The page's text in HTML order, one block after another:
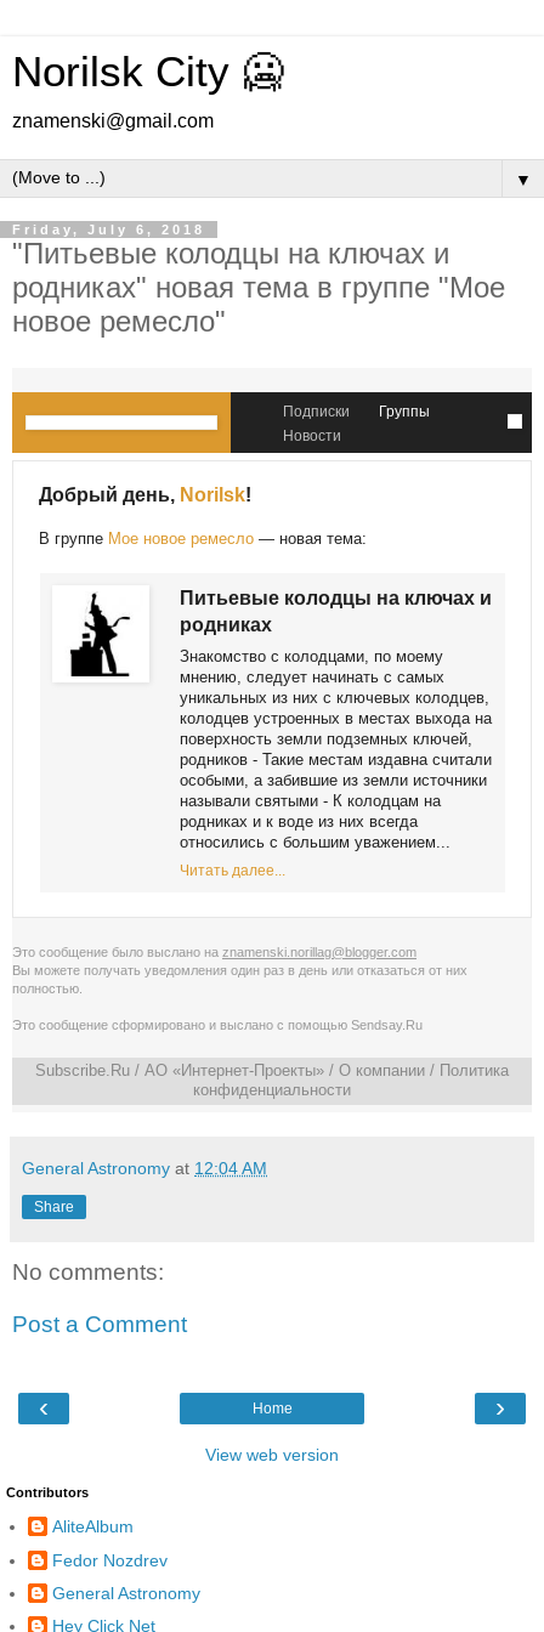
Norilsk City 🥶
znamenski@gmail.com
▼
Friday, July 6, 2018
"Питьевые колодцы на ключах и
родниках" новая тема в группе "Мое
новое ремесло"
Подписки
Группы
Новости
Добрый день, Norilsk!
В группе Мое новое ремесло — новая тема:
Питьевые колодцы на ключах и
родниках
Знакомство с колодцами, по моему
мнению, следует начинать с самых
уникальных из них с ключевых колодцев,
колодцев устроенных в местах выхода на
поверхность земли подземных ключей,
родников - Такие местам издавна считали
особыми, а забившие из земли источники
называли святыми - К колодцам на
родниках и к воде из них всегда
относились с большим уважением...
Читать далее...
Это сообщение было выслано на znamenski.norillag@blogger.com
Вы можете получать уведомления один раз в день или отказаться от них
полностью
Это сообщение сформировано и выслано с помощью Sendsay.Ru
Subscribe.Ru / АО «Интернет-Проекты» / О компании / Политика
конфиденциальности
General Astronomy at 12:04 AM
Share
No comments:
Post a Comment
‹ ›
Home
View web version
Contributors
AliteAlbum
Fedor Nozdrev
General Astronomy
Hey Click Net